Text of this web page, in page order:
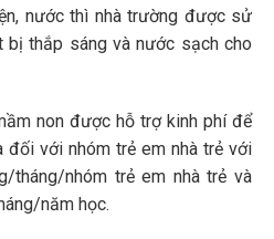
nước thì nhà trường được sử
bị thắp sáng và nước sạch cho
non được hỗ trợ kinh phí để
đối với nhóm trẻ em nhà trẻ với
tháng/nhóm trẻ em nhà trẻ và
năm học.